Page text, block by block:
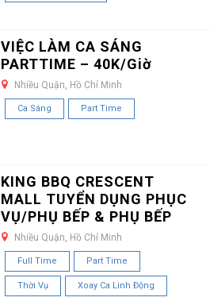
VIỆC LÀM CA SÁNG
PARTTIME – 40K/Giờ
Nhiều Quận, Hồ Chí Minh
Ca Sáng Part Time
KING BBQ CRESCENT
MALL TUYỂN DỤNG PHỤC
VỤ/PHỤ BẾP & PHỤ BẾP
Nhiều Quận, Hồ Chí Minh
Full Time Part Time
Thời Vụ Xoay Ca Linh Động